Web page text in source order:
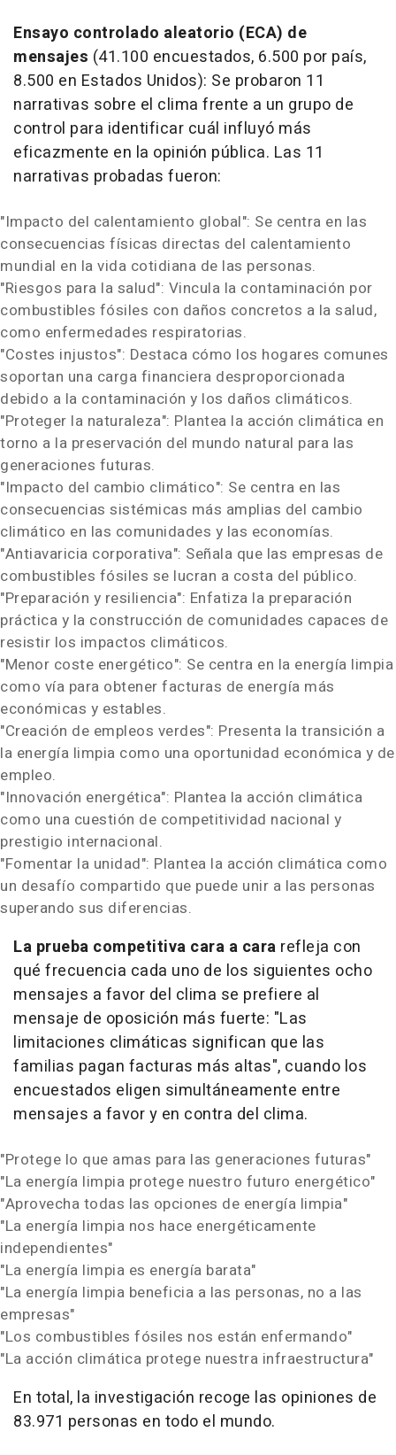
Ensayo controlado aleatorio (ECA) de
mensajes (41.100 encuestados, 6.500 por país,
8.500 en Estados Unidos): Se probaron 11
narrativas sobre el clima frente a un grupo de
control para identificar cuál influyó más
eficazmente en la opinión pública. Las 11
narrativas probadas fueron:
"Impacto del calentamiento global": Se centra en las
consecuencias físicas directas del calentamiento
mundial en la vida cotidiana de las personas.
"Riesgos para la salud": Vincula la contaminación por
combustibles fósiles con daños concretos a la salud,
como enfermedades respiratorias.
"Costes injustos": Destaca cómo los hogares comunes
soportan una carga financiera desproporcionada
debido a la contaminación y los daños climáticos.
"Proteger la naturaleza": Plantea la acción climática en
torno a la preservación del mundo natural para las
generaciones futuras.
"Impacto del cambio climático": Se centra en las
consecuencias sistémicas más amplias del cambio
climático en las comunidades y las economías.
"Antiavaricia corporativa": Señala que las empresas de
combustibles fósiles se lucran a costa del público.
"Preparación y resiliencia": Enfatiza la preparación
práctica y la construcción de comunidades capaces de
resistir los impactos climáticos.
"Menor coste energético": Se centra en la energía limpia
como vía para obtener facturas de energía más
económicas y estables.
"Creación de empleos verdes": Presenta la transición a
la energía limpia como una oportunidad económica y de
empleo.
"Innovación energética": Plantea la acción climática
como una cuestión de competitividad nacional y
prestigio internacional.
"Fomentar la unidad": Plantea la acción climática como
un desafío compartido que puede unir a las personas
superando sus diferencias.
La prueba competitiva cara a cara refleja con
qué frecuencia cada uno de los siguientes ocho
mensajes a favor del clima se prefiere al
mensaje de oposición más fuerte: "Las
limitaciones climáticas significan que las
familias pagan facturas más altas", cuando los
encuestados eligen simultáneamente entre
mensajes a favor y en contra del clima.
"Protege lo que amas para las generaciones futuras"
"La energía limpia protege nuestro futuro energético"
"Aprovecha todas las opciones de energía limpia"
"La energía limpia nos hace energéticamente
independientes"
"La energía limpia es energía barata"
"La energía limpia beneficia a las personas, no a las
empresas"
"Los combustibles fósiles nos están enfermando"
"La acción climática protege nuestra infraestructura"
En total, la investigación recoge las opiniones de
83.971 personas en todo el mundo.